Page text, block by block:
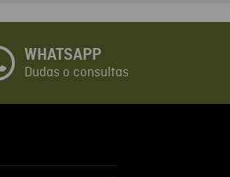
WHATSAPP
Dudas o consultas